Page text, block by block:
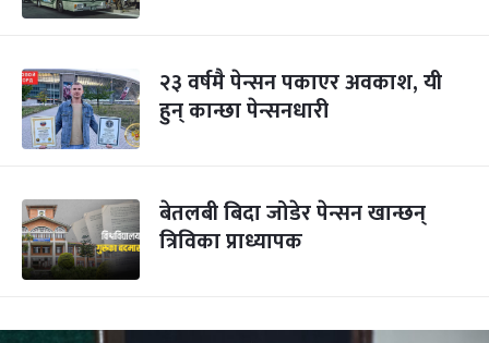
२३ वर्षमै पेन्सन पकाएर अवकाश, यी
हुन् कान्छा पेन्सनधारी
बेतलबी बिदा जोडेर पेन्सन खान्छन्
त्रिविका प्राध्यापक